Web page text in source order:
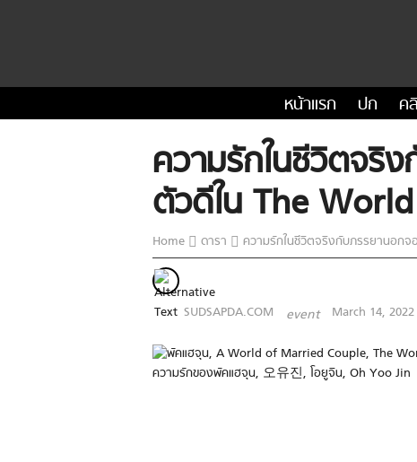
หน้าแรก ปก ค
ความรักในชีวิตจริ
ตัวดีใน The
Home ดารา ความรักในชีวิตจริงกับภรรยานอก
SUDSAPDA.COM event March 14, 2022